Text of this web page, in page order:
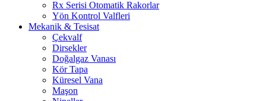
Rx Serisi Otomatik Rakorlar
Yön Kontrol Valfleri
Mekanik & Tesisat
Çekvalf
Dirsekler
Doğalgaz Vanası
Kör Tapa
Küresel Vana
Maşon